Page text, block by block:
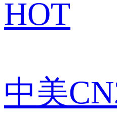
HOT
中美